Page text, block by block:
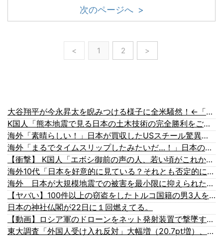
次のページへ >
< 1 2 >
大谷翔平が今永昇太を睨みつける様子に全米騒然！←「最高の二人」（海外の反応）
K国人「熊本地震で見る日本の土木技術の完全勝利をご覧ください」→「これはすごいわ」「こういうのを見ると日本人は何か適当に作る感じがしない・...
海外「素晴らしい！」日本が買収したUSスチール驚異の大復活に米国人が大喜び
海外「まるでタイムスリップしたみたいだ…！」日本の江戸時代の街並みがそのまま保存されている貴重な場所とは・・・？【海外の反応】
【衝撃】 K国人「エボシ御前の声の人、若い頃がこれかよ」
海外10代「日本を好意的に見ている？それとも否定的に見ている？投票結果がこちら」
海外 日本が大規模地震での被害を最小限に抑えられた理由
【ヤバい】100件以上の窃盗をしたトルコ国籍の男3人を逮捕 #移民 #外国人
日本の神社仏閣が22日に１回燃えてる。
【動画】ロシア軍のドローンをネット発射装置で撃墜するウクライナ。
東大調査「外国人受け入れ反対」大幅増（20.7pt増）、若い世代で増加幅大